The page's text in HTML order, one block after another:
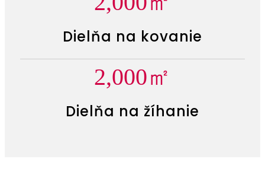
Dielňa na kovanie
2,000㎡
Dielňa na žíhanie